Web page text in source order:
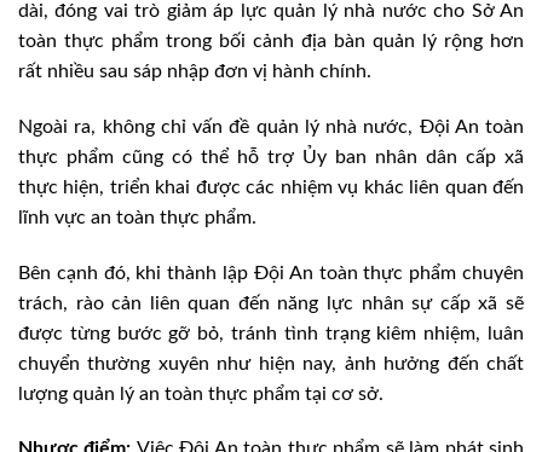
dài, đóng vai trò giảm áp lực quản lý nhà nước cho Sở An
toàn thực phẩm trong bối cảnh địa bàn quản lý rộng hơn
rất nhiều sau sáp nhập đơn vị hành chính.
Ngoài ra, không chỉ vấn đề quản lý nhà nước, Đội An toàn
thực phẩm cũng có thể hỗ trợ Ủy ban nhân dân cấp xã
thực hiện, triển khai được các nhiệm vụ khác liên quan đến
lĩnh vực an toàn thực phẩm.
Bên cạnh đó, khi thành lập Đội An toàn thực phẩm chuyên
trách, rào cản liên quan đến năng lực nhân sự cấp xã sẽ
được từng bước gỡ bỏ, tránh tình trạng kiêm nhiệm, luân
chuyển thường xuyên như hiện nay, ảnh hưởng đến chất
lượng quản lý an toàn thực phẩm tại cơ sở.